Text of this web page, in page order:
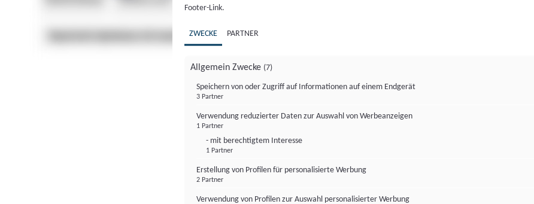
Footer-Link.
ZWECKE PARTNER
Allgemein Zwecke (7)
Speichern von oder Zugriff auf Informationen auf einem Endgerät
3 Partner
Verwendung reduzierter Daten zur Auswahl von Werbeanzeigen
1 Partner
- mit berechtigtem Interesse
1 Partner
Erstellung von Profilen für personalisierte Werbung
2 Partner
Verwendung von Profilen zur Auswahl personalisierter Werbung